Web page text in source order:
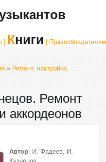
Книги | Правообладателям
» Ремонт, настройка,
Ремонт
аккордеонов
Автор: И. Фадеев, И.